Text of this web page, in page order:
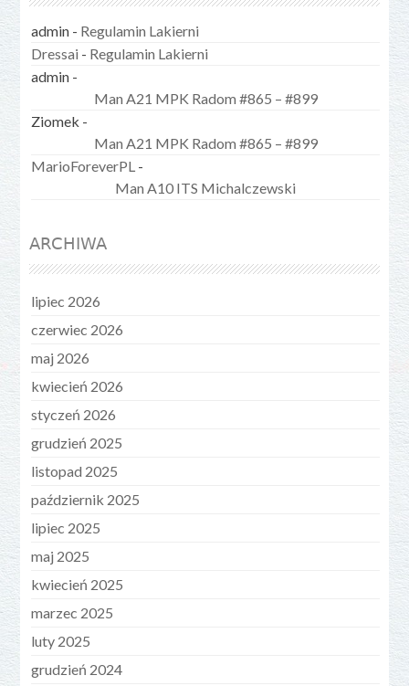
admin - Regulamin Lakierni
Dressai - Regulamin Lakierni
admin -
Man A21 MPK Radom #865 – #899
Ziomek -
Man A21 MPK Radom #865 – #899
MarioForeverPL -
Man A10 ITS Michalczewski
ARCHIWA
lipiec 2026
czerwiec 2026
maj 2026
kwiecień 2026
styczeń 2026
grudzień 2025
listopad 2025
październik 2025
lipiec 2025
maj 2025
kwiecień 2025
marzec 2025
luty 2025
grudzień 2024